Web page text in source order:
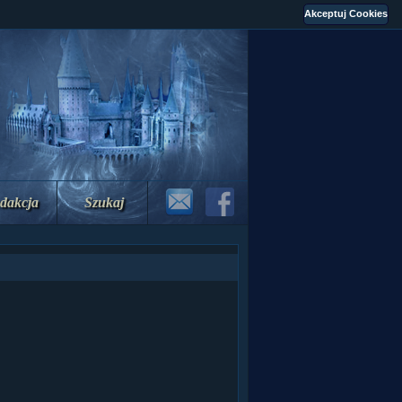
Szukaj